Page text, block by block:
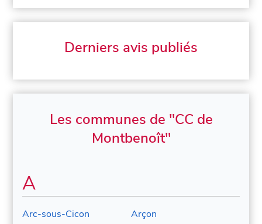
Derniers avis publiés
Les communes de "CC de
Montbenoît"
A
Arc-sous-Cicon
Arçon